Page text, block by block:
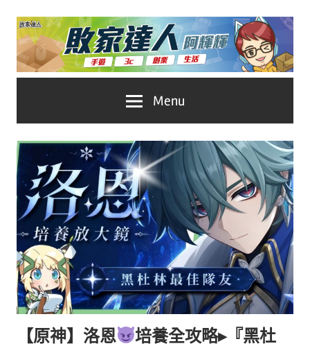
Skip
content
家
達
人
推
薦
No.1
遊
戲
科
技
自
媒
體。
Menu
【原神】洛恩
培養全攻略▸『黑杜